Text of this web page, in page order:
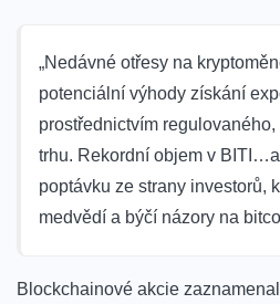
„Nedávné otřesy na
potenciální výhody získání
prostřednictvím
trhu. Rekordní objem v
poptávku ze strany investorů,
medvědí a býčí názory na
Blockchainové akcie